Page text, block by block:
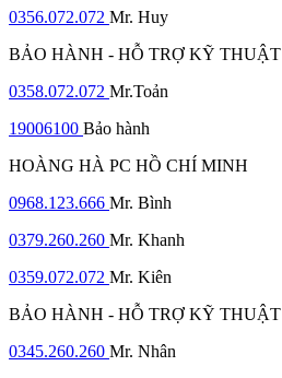
0356.072.072 Mr. Huy
BẢO HÀNH - HỖ TRỢ KỸ THUẬT
0358.072.072 Mr.Toản
19006100 Bảo hành
HOÀNG HÀ PC HỒ CHÍ MINH
0968.123.666 Mr. Bình
0379.260.260 Mr. Khanh
0359.072.072 Mr. Kiên
BẢO HÀNH - HỖ TRỢ KỸ THUẬT
0345.260.260 Mr. Nhân